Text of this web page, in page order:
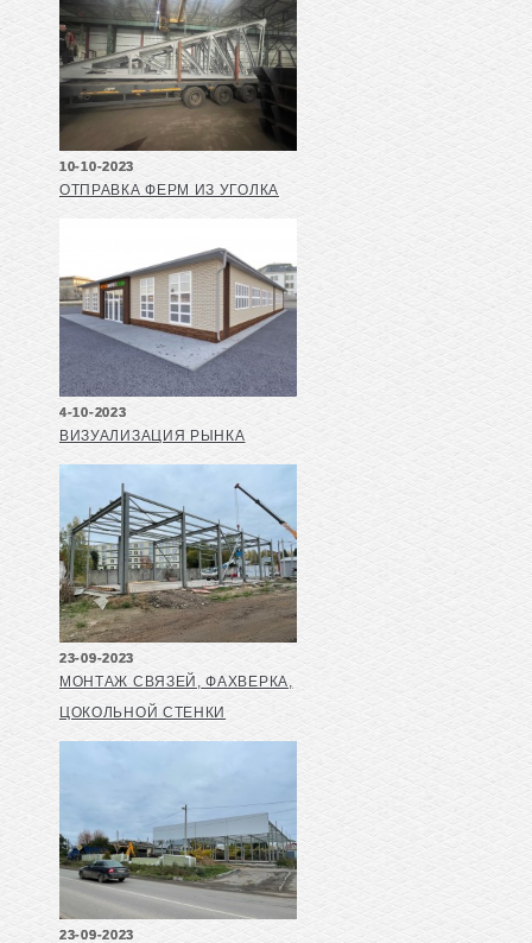
10-10-2023
ОТПРАВКА ФЕРМ ИЗ УГОЛКА
4-10-2023
ВИЗУАЛИЗАЦИЯ РЫНКА
23-09-2023
МОНТАЖ СВЯЗЕЙ, ФАХВЕРКА,
ЦОКОЛЬНОЙ СТЕНКИ
23-09-2023